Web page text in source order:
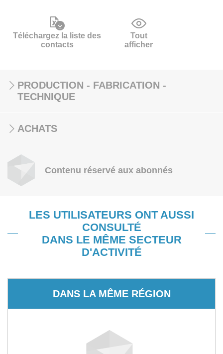
Téléchargez la liste des
contacts
Tout
afficher
PRODUCTION - FABRICATION -
TECHNIQUE
ACHATS
Contenu réservé aux abonnés
LES UTILISATEURS ONT AUSSI
CONSULTÉ
DANS LE MÊME SECTEUR
D'ACTIVITÉ
DANS LA MÊME RÉGION